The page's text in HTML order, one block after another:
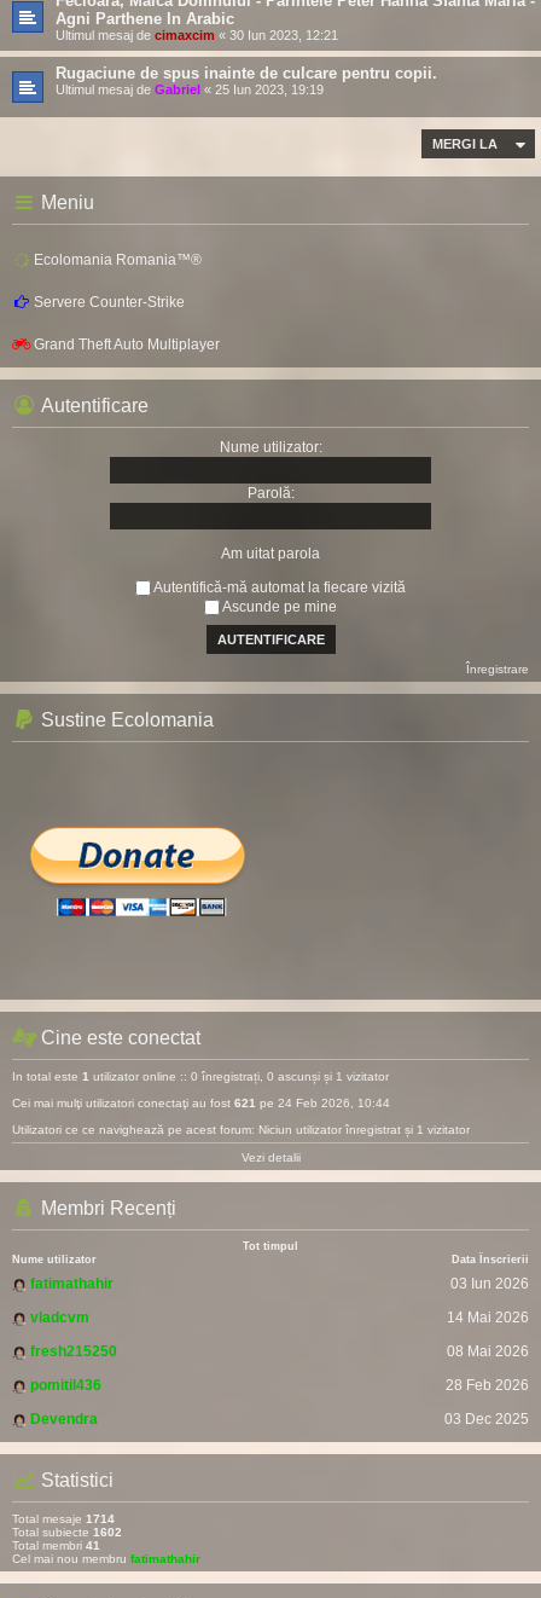
Agni Parthene In Arabic
Ultimul mesaj de cimaxcim « 30 Iun 2023, 12:21
Rugaciune de spus inainte de culcare pentru copii.
Ultimul mesaj de Gabriel « 25 Iun 2023, 19:19
MERGI LA
Meniu
Ecolomania Romania™®
Servere Counter-Strike
Grand Theft Auto Multiplayer
Autentificare
Nume utilizator:
Parolă:
Am uitat parola
Autentifică-mă automat la fiecare vizită
Ascunde pe mine
Înregistrare
Sustine Ecolomania
Cine este conectat
In total este 1 utilizator online :: 0 înregistrați, 0 ascunși și 1 vizitator
Cei mai mulţi utilizatori conectaţi au fost 621 pe 24 Feb 2026, 10:44
Utilizatori ce ce navighează pe acest forum: Niciun utilizator înregistrat și 1 vizitator
Vezi detalii
Membri Recenți
Tot timpul
Nume utilizator
Data Înscrierii
fatimathahir
03 Iun 2026
vladcvm
14 Mai 2026
fresh215250
08 Mai 2026
pomitil436
28 Feb 2026
Devendra
03 Dec 2025
Statistici
Total mesaje 1714
Total subiecte 1602
Total membri 41
Cel mai nou membru fatimathahir